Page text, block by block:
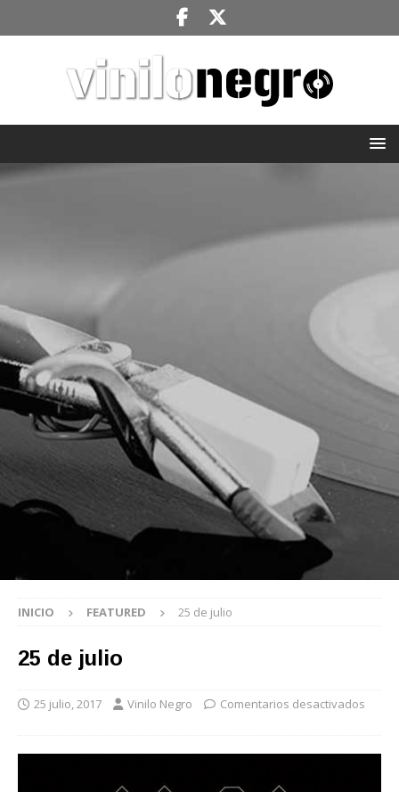
INICIO FEATURED 25 de julio
25 de julio
25 julio, 2017 Vinilo Negro Comentarios desactivados